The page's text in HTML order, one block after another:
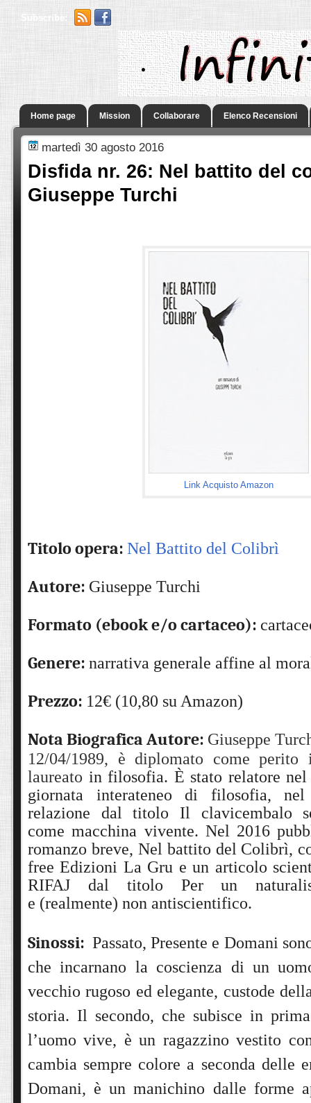
Subscribe:
.
Home page Mission Collaborare Elenco Recensioni
martedì 30 agosto 2016
Disfida nr. 26: Nel battito del
Giuseppe Turchi
Link Acquisto Amazon
Titolo opera: Nel Battito del Colibrì
Autore: Giuseppe Turchi
Formato (ebook e/o cartaceo):
Genere: narrativa generale affine al
Prezzo: 12€ (10,80 su Amazon)
Nota Biografica Autore: Giuseppe
12/04/1989, è diplomato come perito
laureato in filosofia. È stato relatore
giornata interateneo di filosofia,
relazione dal titolo Il clavicembalo
come macchina vivente. Nel 2016
romanzo breve, Nel battito del Colibrì,
free Edizioni La Gru e un articolo
RIFAJ dal titolo Per un
e (realmente) non antiscientifico.
Sinossi: Passato, Presente e Domani
che incarnano la coscienza di un
vecchio rugoso ed elegante, custode
storia. Il secondo, che subisce in
l’uomo vive, è un ragazzino vestito
cambia sempre colore a seconda delle
Domani, è un manichino dalle forme